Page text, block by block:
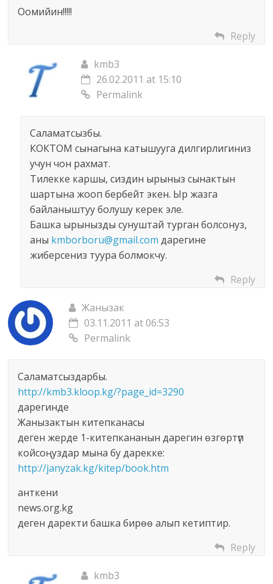
Оомийин!!!!!
Reply
kmb3
26.02.2011 at 15:10
Permalink
Саламатсызбы.
КОКТОМ сынагына катышууга дилгирлигиниз
учун чон рахмат.
Тилекке каршы, сиздин ырыныз сынактын
шартына жооп бербейт экен. Ыр жазга
байланыштуу болушу керек эле.
Башка ырынызды сунуштай турган болсонуз,
аны kmborboru@gmail.com дарегине
жиберсениз туура болмокчу.
Reply
Жанызак
03.11.2011 at 06:53
Permalink
Саламатсыздарбы.
http://kmb3.kloop.kg/?page_id=3290
дарегинде
Жанызактын китепканасы
деген жерде 1-китепкананын дарегин өзгөртүп
койсоңуздар мына бу дарекке:
http://janyzak.kg/kitep/book.htm
анткени
news.org.kg
деген даректи башка бирөө алып кетиптир.
Reply
kmb3